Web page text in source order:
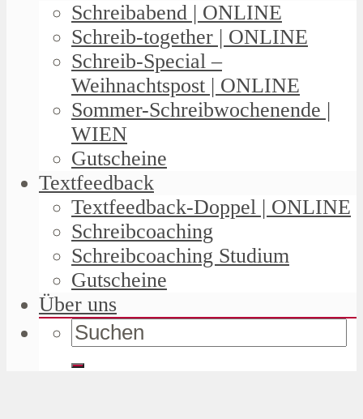
Schreibabend | ONLINE
Schreib-together | ONLINE
Schreib-Special –
Weihnachtspost | ONLINE
Sommer-Schreibwochenende |
WIEN
Gutscheine
Textfeedback
Textfeedback-Doppel | ONLINE
Schreibcoaching
Schreibcoaching Studium
Gutscheine
Über uns